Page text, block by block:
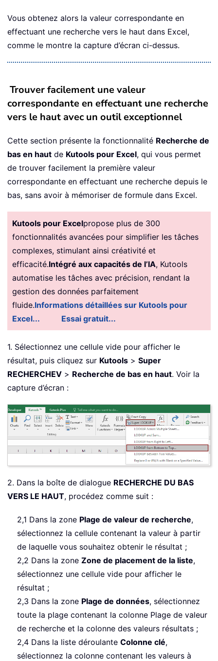
Vous obtenez alors la valeur correspondante en
effectuant une recherche vers le haut dans Excel,
comme le montre la capture d’écran ci-dessus.
Trouver facilement une valeur
correspondante en effectuant une recherche
vers le haut avec un outil exceptionnel
Cette section présente la fonctionnalité Recherche de
bas en haut de Kutools pour Excel, qui vous permet
de trouver facilement la première valeur
correspondante en effectuant une recherche depuis le
bas, sans avoir à mémoriser de formule dans Excel.
Kutools pour Excelpropose plus de 300
fonctionnalités avancées pour simplifier les tâches
complexes, stimulant ainsi créativité et
efficacité.Intégré aux capacités de l’IA, Kutools
automatise les tâches avec précision, rendant la
gestion des données parfaitement
fluide.Informations détaillées sur Kutools pour
Excel...
Essai gratuit...
1. Sélectionnez une cellule vide pour afficher le
résultat, puis cliquez sur Kutools > Super
RECHERCHEV > Recherche de bas en haut. Voir la
capture d’écran :
2. Dans la boîte de dialogue RECHERCHE DU BAS
VERS LE HAUT, procédez comme suit :
2,1 Dans la zone Plage de valeur de recherche,
sélectionnez la cellule contenant la valeur à partir
de laquelle vous souhaitez obtenir le résultat ;
2,2 Dans la zone Zone de placement de la liste,
sélectionnez une cellule vide pour afficher le
résultat ;
2,3 Dans la zone Plage de données, sélectionnez
toute la plage contenant la colonne Plage de valeur
de recherche et la colonne des valeurs résultats ;
2,4 Dans la liste déroulante Colonne clé,
sélectionnez la colonne contenant les valeurs à